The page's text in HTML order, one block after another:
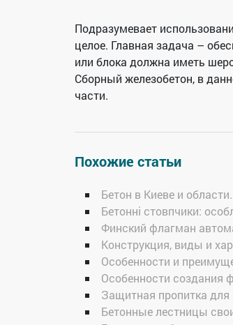
Подразумевает
целое. Главная задача –
или блока должна иметь
Сборный железобетон, в
части.
Похожие статьи
Бетон в Киеве и
Бетонні стовпчики:
Финский флагман
Конструкция, виды и
Особенности и
Особенности создания
Защитная пропитка для
Бетонные лестницы